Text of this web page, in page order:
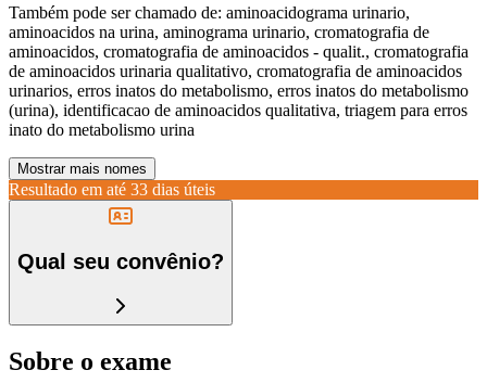
Também pode ser chamado de: aminoacidograma urinario,
aminoacidos na urina, aminograma urinario, cromatografia de
aminoacidos, cromatografia de aminoacidos - qualit., cromatografia
de aminoacidos urinaria qualitativo, cromatografia de aminoacidos
urinarios, erros inatos do metabolismo, erros inatos do metabolismo
(urina), identificacao de aminoacidos qualitativa, triagem para erros
inato do metabolismo urina
Mostrar mais nomes
Resultado em até 33 dias úteis
Qual seu convênio?
Sobre o exame